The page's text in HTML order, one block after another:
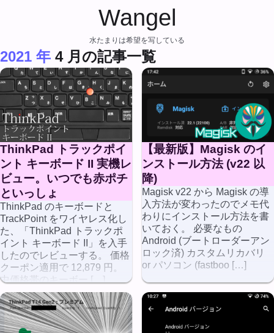
Wangel
水たまりは希望を写している
2021 年 4 月の記事一覧
ThinkPad トラックポイ
ント キーボード II 実機レ
ビュー。いつでも赤ポチ
といっしょ
ThinkPad のキーボードと
TrackPoint をワイヤレス化し
た、「ThinkPad トラックポ
イント キーボード II」を入手
したのでレビューする。 価格
クーポン適用で 12,879 円。
中価格帯のキーボー […]
【最新版】Magisk のイ
ンストール方法 (v22 以
降)
Magisk v22 から Magisk の導
入方法が変わったのでメモ代
わりにインストール方法を書
いておく。 必要なもの
Android (ブートローダーアン
ロック済) カスタムリカバリ
or パソコン (fastboo […]